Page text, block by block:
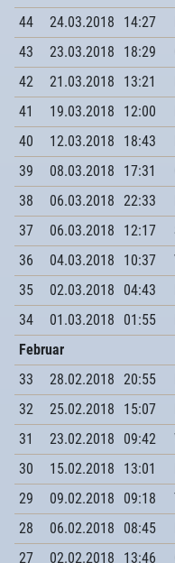
44
24.03.2018 14:27
43
23.03.2018 18:29
42
21.03.2018 13:21
41
19.03.2018 12:00
40
12.03.2018 18:43
39
08.03.2018 17:31
38
06.03.2018 22:33
37
06.03.2018 12:17
36
04.03.2018 10:37
35
02.03.2018 04:43
34
01.03.2018 01:55
Februar
33
28.02.2018 20:55
32
25.02.2018 15:07
31
23.02.2018 09:42
30
15.02.2018 13:01
29
09.02.2018 09:18
28
06.02.2018 08:45
27
02.02.2018 13:46